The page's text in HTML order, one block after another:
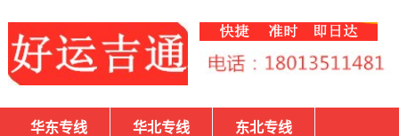
华东专线 华北专线 东北专线